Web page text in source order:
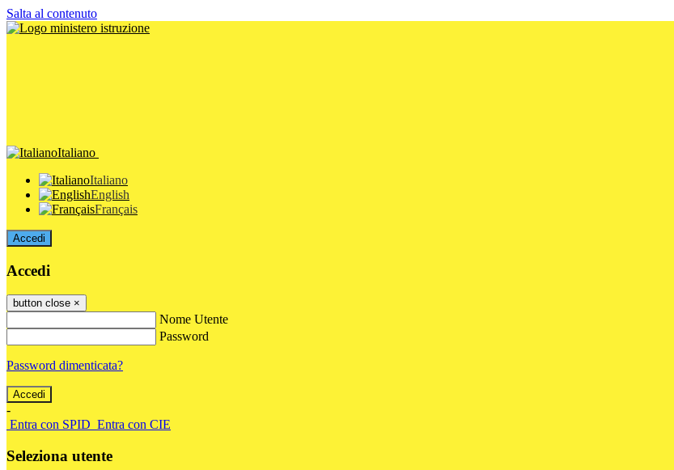
Salta al contenuto
Italiano
Italiano
English
Français
Accedi
Accedi
button close ×
Nome Utente
Password
Password dimenticata?
-
Entra con SPID Entra con CIE
Seleziona utente